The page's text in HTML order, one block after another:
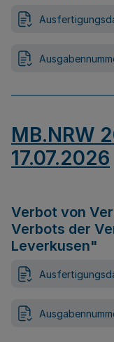
MB.NRW
17.07.2026
Verbot von
Verbots der
Leverkusen"